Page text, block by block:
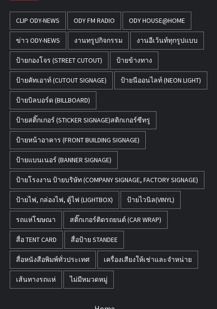
CLIP ODY-NEWS ODY FM RADIO ODY HOUSE@HOME
ข่าว ODY-NEWS งานทรูปกิจกรรม งานอีเว้นท์ทุกรูปแบบ
ป้ายกองโจร (STREET CUTOUT) ป้ายข้างทาง
ป้ายคัทเอาท์ (CUTOUT SIGNAGE) ป้ายนีออนไลท์ (NEON LIGHT)
ป้ายบิลบอร์ด (BILLBOARD)
ป้ายสติ๊กเกอร์ (STICKER SIGNAGE)สติกเกอร์ซีทรู
ป้ายหน้าอาคาร (FRONT BUILDING SIGNAGE)
ป้ายแบนเนอร์ (BANNER SIGNAGE)
ป้ายโรงงาน ป้ายบริษัท (COMPANY SIGNAGE, FACTORY SIGNAGE)
ป้ายไฟ, กล่องไฟ, ตู้ไฟ (LIGHTBOX) ป้ายไวนิล(VINYL)
รถแห่โฆษณา สติ๊กเกอร์ติดรถยนต์ (CAR WRAP)
สื่อ TENT CARD สื่อป้าย STANDEE
สื่อหนังสือพิมพ์ทั่วประเทศ เครื่องเสียงให้เช่าและจำหน่าย
เส้นทางรถแห่ ไม่มีหมวดหมู่